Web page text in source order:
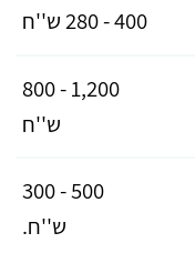
400 - 280 ש''ח
1,200 - 800
ש''ח
500 - 300
ש''ח.